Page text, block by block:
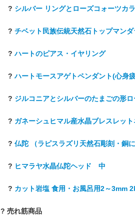
? シルバー リングとローズコォーツ
? チベット民族伝統天然石トップマンダ
?ハートのピアス・イヤリング
?ハートモースアゲトペンダント(心身
? ジルコニアとシルバーのたまごの形
? ガネーシュヒマル産水晶ブレスレッ
? 仏陀 （ラピスラズリ天然石彫刻・銅
? ヒマラヤ水晶仏陀ヘッド 中
? カット岩塩 食用・お風呂用2～3mm
? 売れ筋商品